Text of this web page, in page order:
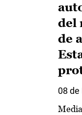
del
de
08 de